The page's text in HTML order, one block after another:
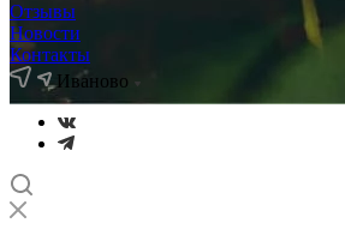
Отзывы
Новости
Контакты
Иваново